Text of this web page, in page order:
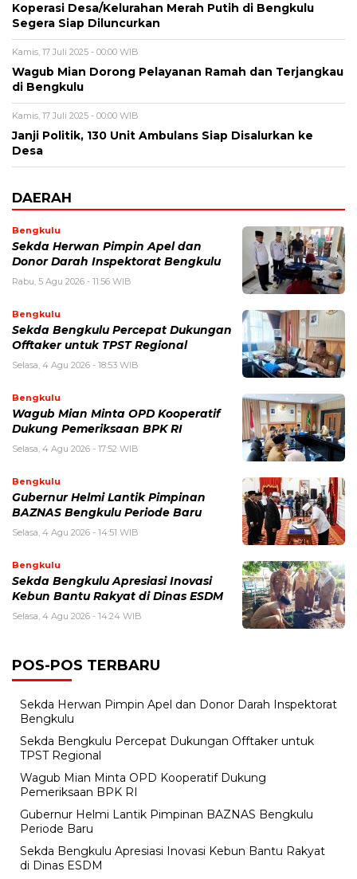
Koperasi Desa/Kelurahan Merah Putih di Bengkulu
Segera Siap Diluncurkan
Kamis, 17 Juli 2025 - 00:00 WIB
Wagub Mian Dorong Pelayanan Ramah dan Terjangkau
di Bengkulu
Kamis, 17 Juli 2025 - 00:00 WIB
Janji Politik, 130 Unit Ambulans Siap Disalurkan ke
Desa
DAERAH
Bengkulu
Sekda Herwan Pimpin Apel dan
Donor Darah Inspektorat Bengkulu
Rabu, 5 Agu 2026 - 11:56 WIB
Bengkulu
Sekda Bengkulu Percepat Dukungan
Offtaker untuk TPST Regional
Selasa, 4 Agu 2026 - 18:53 WIB
Bengkulu
Wagub Mian Minta OPD Kooperatif
Dukung Pemeriksaan BPK RI
Selasa, 4 Agu 2026 - 17:52 WIB
Bengkulu
Gubernur Helmi Lantik Pimpinan
BAZNAS Bengkulu Periode Baru
Selasa, 4 Agu 2026 - 14:51 WIB
Bengkulu
Sekda Bengkulu Apresiasi Inovasi
Kebun Bantu Rakyat di Dinas ESDM
Selasa, 4 Agu 2026 - 14:24 WIB
POS-POS TERBARU
Sekda Herwan Pimpin Apel dan Donor Darah Inspektorat
Bengkulu
Sekda Bengkulu Percepat Dukungan Offtaker untuk
TPST Regional
Wagub Mian Minta OPD Kooperatif Dukung
Pemeriksaan BPK RI
Gubernur Helmi Lantik Pimpinan BAZNAS Bengkulu
Periode Baru
Sekda Bengkulu Apresiasi Inovasi Kebun Bantu Rakyat
di Dinas ESDM